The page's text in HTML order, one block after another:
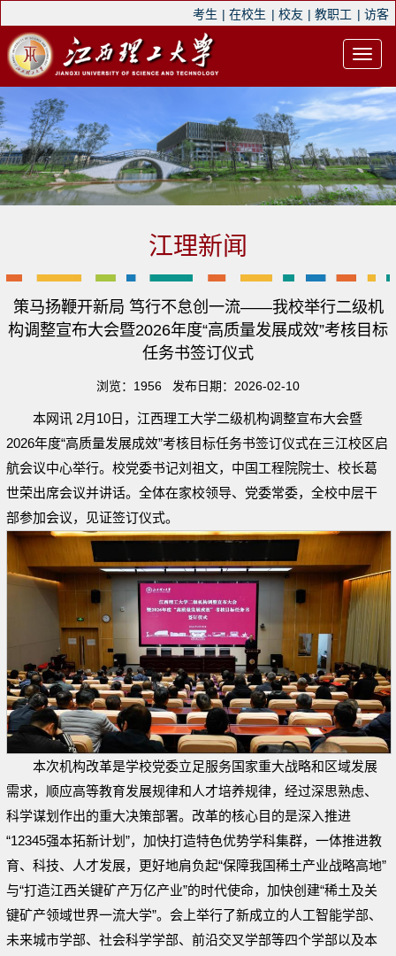
考生 | 在校生 | 校友 | 教职工 | 访客
江理新闻
策马扬鞭开新局 笃行不怠创一流——我校举行二级机
构调整宣布大会暨2026年度“高质量发展成效”考核目标
任务书签订仪式
浏览： 1956 发布日期：2026-02-10
本网讯 2月10日，江西理工大学二级机构调整宣布大会暨
2026年度“高质量发展成效”考核目标任务书签订仪式在三江校区启
航会议中心举行。校党委书记刘祖文，中国工程院院士、校长葛
世荣出席会议并讲话。全体在家校领导、党委常委，全校中层干
部参加会议，见证签订仪式。
本次机构改革是学校党委立足服务国家重大战略和区域发展
需求，顺应高等教育发展规律和人才培养规律，经过深思熟虑、
科学谋划作出的重大决策部署。改革的核心目的是深入推进
“12345强本拓新计划”，加快打造特色优势学科集群，一体推进教
育、科技、人才发展，更好地肩负起“保障我国稀土产业战略高地”
与“打造江西关键矿产万亿产业”的时代使命，加快创建“稀土及关
键矿产领域世界一流大学”。会上举行了新成立的人工智能学部、
未来城市学部、社会科学学部、前沿交叉学部等四个学部以及本